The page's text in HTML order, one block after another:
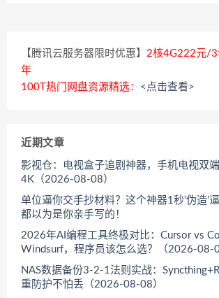
【腾讯云服务器限时优惠】 2核4G222元/
年
100T热门网盘资源精选： <点击查看>
近期文章
影视仓：电视盒子追剧神器，手机电视双
4K（2026-08-08）
单位逼你交手抄材料？这个神器1秒‘伪造’
都以为是你亲手写的！
2026年AI编程工具终极对比：Cursor vs
Windsurf，程序员该怎么选？（2026-08-
NAS数据备份3-2-1法则实战：
重防护不怕丢（2026-08-08）